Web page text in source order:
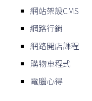
網站架設CMS
網路行銷
網路開店課程
購物車程式
電腦心得